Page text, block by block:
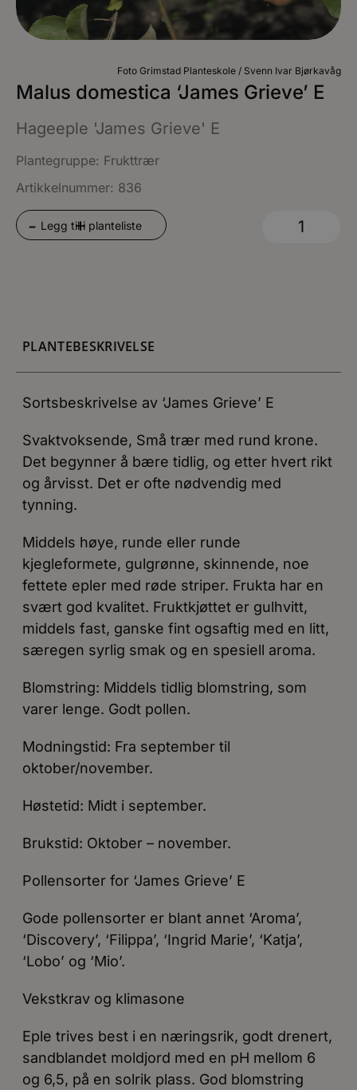
Foto Grimstad Planteskole / Svenn Ivar Bjørkavåg
Malus domestica ‘James Grieve’ E
Hageeple 'James Grieve' E
Plantegruppe: Frukttrær
Artikkelnummer: 836
- +
Legg til i planteliste
PLANTEBESKRIVELSE
Sortsbeskrivelse av ‘James Grieve’ E
Svaktvoksende, Små trær med rund krone.
Det begynner å bære tidlig, og etter hvert rikt
og årvisst. Det er ofte nødvendig med
tynning.
Middels høye, runde eller runde
kjegleformete, gulgrønne, skinnende, noe
fettete epler med røde striper. Frukta har en
svært god kvalitet. Fruktkjøttet er gulhvitt,
middels fast, ganske fint ogsaftig med en litt,
særegen syrlig smak og en spesiell aroma.
Blomstring: Middels tidlig blomstring, som
varer lenge. Godt pollen.
Modningstid: Fra september til
oktober/november.
Høstetid: Midt i september.
Brukstid: Oktober – november.
Pollensorter for ‘James Grieve’ E
Gode pollensorter er blant annet ‘Aroma’,
‘Discovery’, ‘Filippa’, ‘Ingrid Marie’, ‘Katja’,
‘Lobo’ og ‘Mio’.
Vekstkrav og klimasone
Eple trives best i en næringsrik, godt drenert,
sandblandet moldjord med en pH mellom 6
og 6,5, på en solrik plass. God blomstring